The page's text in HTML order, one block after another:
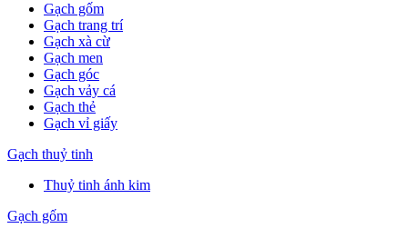
Gạch gốm
Gạch trang trí
Gạch xà cừ
Gạch men
Gạch góc
Gạch vảy cá
Gạch thẻ
Gạch vỉ giấy
Gạch thuỷ tinh
Thuỷ tinh ánh kim
Gạch gốm